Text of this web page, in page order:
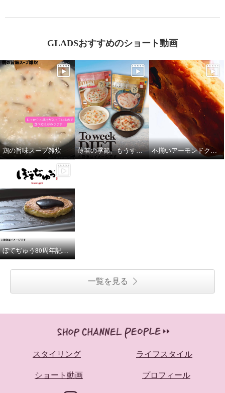
GLADSおすすめのショート動画
鶏の旨味スープ雑炊 薄着の季節、もうすぐ！ 不揃いアーモンドクッキー
ぼてぢゅう80周年記念 お好み焼
一覧を見る
スタイリング ライフスタイル
ショート動画 プロフィール